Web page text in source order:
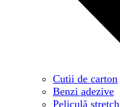
Cutii de carton
Benzi adezive
Peliculă stretch